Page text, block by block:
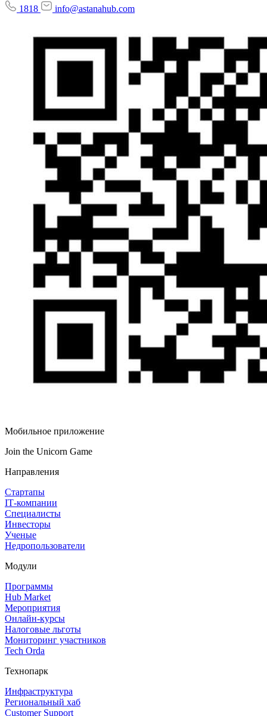
1818 info@astanahub.com
Мобильное приложение
Join the Unicorn Game
Направления
Стартапы
IT‑компании
Специалисты
Инвесторы
Ученые
Недропользователи
Модули
Программы
Hub Market
Мероприятия
Онлайн‑курсы
Налоговые льготы
Мониторинг участников
Tech Orda
Технопарк
Инфраструктура
Региональный хаб
Customer Support